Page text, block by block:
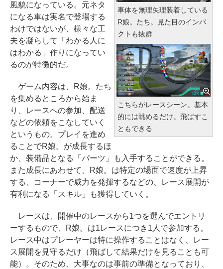
車体を無理矢理装着している
R娘。たち。見た目のインパ
クトも抜群
こちらがレースシーン。基本
的には眺めるだけ。飛ばすこ
ともできる
風貌になっている。元ネタ
になる車は実名で登場する
わけではないが、様々な工
夫を凝らして「わかる人に
はわかる」作りになってい
るのが特徴的だ。
ゲーム内容は、R娘。たち
を集めるところから始ま
り、レースへの参加、配送
などの依頼をこなしていく
というもの。プレイを進め
ることでR娘。が成長するほ
か、装備品となる「パーツ」も入手することができる。
また成長にあわせて、R娘。は特定の場面で速度が上昇
する、コーナーで威力を発揮するなどの、レース展開が
有利になる「スキル」も獲得していく。
レースは、開催中のレースから1つを選んでエントリ
ーするもので、R娘。は1レースにつき1人で参加する。
レース中はプレーヤーは特に操作することはなく、レー
ス展開を見守るだけ（飛ばして結果だけを見ることも可
能）。そのため、大事なのは事前の準備となっており、